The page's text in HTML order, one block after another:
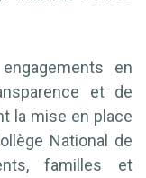
en
et de
la mise en place
National de
familles et